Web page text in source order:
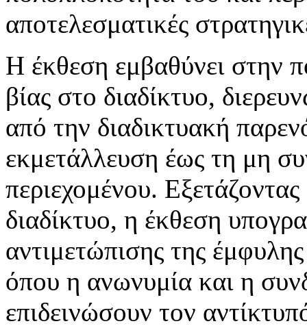
αποτελεσματικές
Η έκθεση εμβαθύνει στην
βίας στο διαδίκτυο,
από την διαδικτυακή
εκμετάλλευση έως τη μη
περιεχομένου.
διαδίκτυο, η έκθεση
αντιμετώπισης της
όπου η ανωνυμία και η
επιδεινώσουν τον